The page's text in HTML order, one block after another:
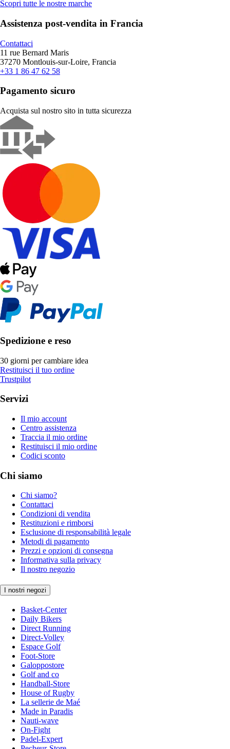
Scopri tutte le nostre marche
Assistenza post-vendita in Francia
Contattaci
11 rue Bernard Maris
37270 Montlouis-sur-Loire, Francia
+33 1 86 47 62 58
Pagamento sicuro
Acquista sul nostro sito in tutta sicurezza
Spedizione e reso
30 giorni per cambiare idea
Restituisci il tuo ordine
Trustpilot
Servizi
Il mio account
Centro assistenza
Traccia il mio ordine
Restituisci il mio ordine
Codici sconto
Chi siamo
Chi siamo?
Contattaci
Condizioni di vendita
Restituzioni e rimborsi
Esclusione di responsabilità legale
Metodi di pagamento
Prezzi e opzioni di consegna
Informativa sulla privacy
Il nostro negozio
I nostri negozi
Basket-Center
Daily Bikers
Direct Running
Direct-Volley
Espace Golf
Foot-Store
Galoppostore
Golf and co
Handball-Store
House of Rugby
La sellerie de Maé
Made in Paradis
Nauti-wave
On-Fight
Padel-Expert